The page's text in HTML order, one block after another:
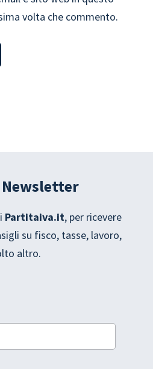
volta che commento.
Partitaiva.it, per ricevere
su fisco, tasse, lavoro,
altro.